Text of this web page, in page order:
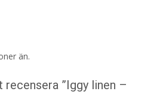
än.
”Iggy linen –